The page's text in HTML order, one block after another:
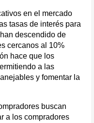
en el mercado
tasas de interés para
descendido de
cercanos al 10%
hace que los
a las
y fomentar la
buscan
a los compradores